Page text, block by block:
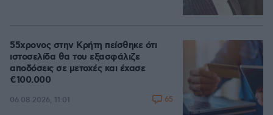
55χρονος στην Κρήτη πείσθηκε ότι
ιστοσελίδα θα του εξασφάλιζε
αποδόσεις σε μετοχές και έχασε
€100.000
06.08.2026, 11:01 65